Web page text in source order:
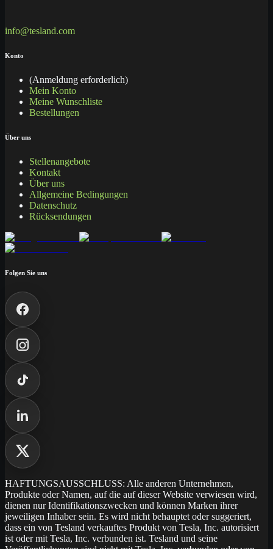
info@tesland.com
Konto
(Anmeldung erforderlich)
Mein Konto
Meine Wunschliste
Bestellungen
Über uns
Stellenangebote
Kontakt
Über uns
Allgemeine Bedingungen
Datenschutz
Rücksendungen
Folgen Sie uns
HAFTUNGSAUSSCHLUSS: Alle anderen Unternehmen,
Produkte oder Namen, auf die auf dieser Website verwiesen wird,
dienen nur Identifikationszwecken und können Marken ihrer
jeweiligen Inhaber sein. Es wird nicht behauptet oder suggeriert,
dass ein von Tesland verkauftes Produkt von Tesla, Inc. autorisiert
ist oder mit Tesla, Inc. verbunden ist. Tesland und seine